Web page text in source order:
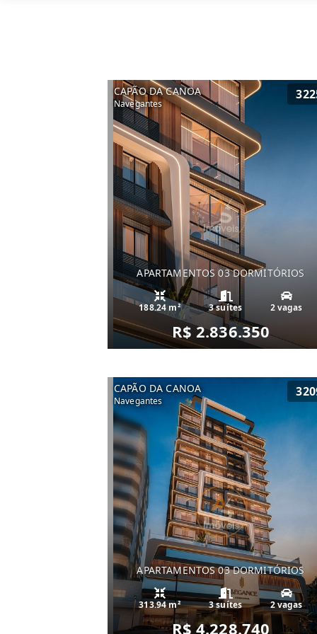
CAPÃO DA CANOA
Navegantes
APARTAMENTOS 03 DORMITÓRIOS
188.24 m² 3 suítes 2 vagas
R$ 2.836.350
CAPÃO DA CANOA
Navegantes
APARTAMENTOS 03 DORMITÓRIOS
313.94 m² 3 suítes 2 vagas
R$ 4.228.740